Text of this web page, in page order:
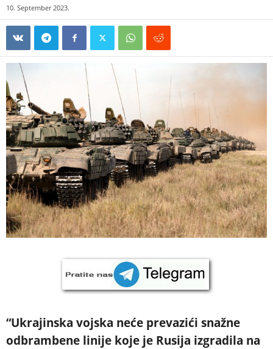
10. September 2023.
“Ukrajinska vojska neće prevazići snažne
odbrambene linije koje je Rusija izgradila na